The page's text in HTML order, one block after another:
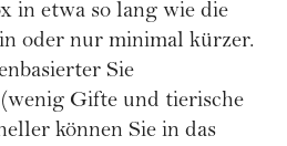
in etwa so lang wie die
oder nur minimal kürzer.
Sie
Gifte und tierische
können Sie in das